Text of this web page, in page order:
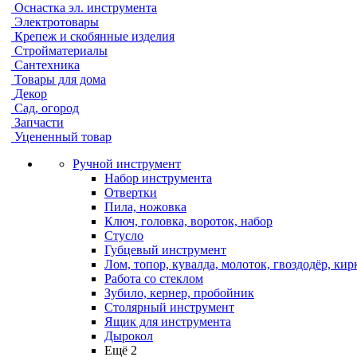
Оснастка эл. инструмента
Электротовары
Крепеж и скобянные изделия
Стройматериалы
Сантехника
Товары для дома
Декор
Сад, огород
Запчасти
Уцененный товар
Ручной инструмент
Набор инструмента
Отвертки
Пила, ножовка
Ключ, головка, вороток, набор
Стусло
Губцевый инструмент
Лом, топор, кувалда, молоток, гвоздодёр,
Работа со стеклом
Зубило, кернер, пробойник
Столярный инструмент
Ящик для инструмента
Дырокол
Ещё 2